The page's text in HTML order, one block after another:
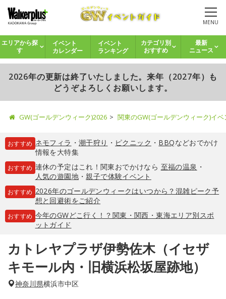
MENU
エリアから探
す
イベント
カレンダー
イベント
ランキング
カテゴリ別
おすすめ
最新
ニュース
2026年の更新は終了いたしました。来年（2027年）も
どうぞよろしくお願いします。
GW(ゴールデンウィーク)2026 関東のGW(ゴールデンウィーク)イ
おすすめ ネモフィラ ・ 潮干狩り ・ ピクニック ・ BBQなどおでかけ
情報を大特集
おすすめ 連休の予定はこれ！関東おでかけなら 至福の温泉 ・
人気の遊園地・親子で体験イベント
おすすめ 2026年のゴールデンウィークはいつから？混雑ピーク予
想と回避術をご紹介
おすすめ 今年のGWどこ行く！？関東・関西・東海エリア別スポ
ットガイド
カトレヤプラザ伊勢佐木（イセザ
キモール内・旧横浜松坂屋跡地）
神奈川県横浜市中区